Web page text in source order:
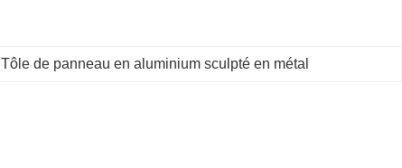
Tôle de panneau en aluminium sculpté en métal